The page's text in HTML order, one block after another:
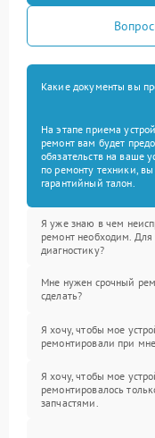
Какие документы вы
На этапе приема
ремонт вам будет
обязательств на ваше
по ремонту техники,
гарантийный талон.
Я уже знаю в чем
ремонт необходим. Для
диагностику?
Мне нужен срочный
сделать?
Я хочу, чтобы мое
ремонтировали при
Я хочу, чтобы мое
ремонтировалось
запчастями.